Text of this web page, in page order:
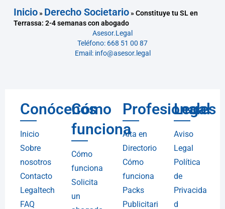
Inicio» Derecho Societario»Constituye tu SL en
Terrassa: 2-4 semanas con abogado
Asesor.Legal
Teléfono: 668 51 00 87
Email: info@asesor.legal
Conócenos
Inicio
Sobre
nosotros
Contacto
Legaltech
FAQ
Cómo
funciona
Cómo
funciona
Solicita
un
Profesionales
Alta en
Directorio
Cómo
funciona
Packs
Publicitari
Legal
Aviso
Legal
Política
de
Privacida
d